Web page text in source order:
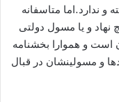
ندارد.اما متاسفانه
نهاد و یا مسول دولتی
است و هموارا بخشنامه
و مسولینشان در قبال